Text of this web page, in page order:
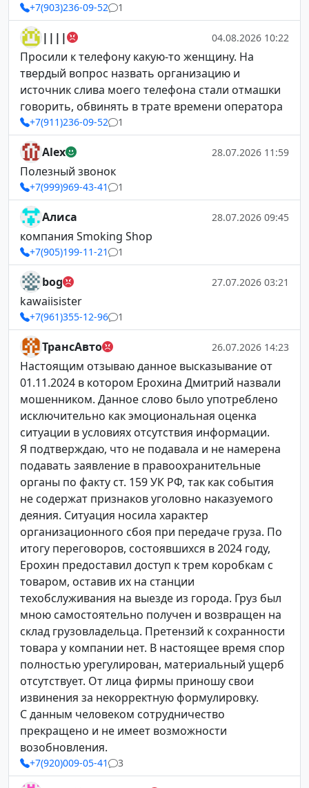
+7(903)236-09-52 1
|||| 04.08.2026 10:22
Просили к телефону какую-то женщину. На
твердый вопрос назвать организацию и
источник слива моего телефона стали отмашки
говорить, обвинять в трате времени оператора
+7(911)236-09-52 1
Alex 28.07.2026 11:59
Полезный звонок
+7(999)969-43-41 1
Алиса 28.07.2026 09:45
компания Smoking Shop
+7(905)199-11-21 1
bog 27.07.2026 03:21
kawaiisister
+7(961)355-12-96 1
ТрансАвто 26.07.2026 14:23
Настоящим отзываю данное высказывание от
01.11.2024 в котором Ерохина Дмитрий назвали
мошенником. Данное слово было употреблено
исключительно как эмоциональная оценка
ситуации в условиях отсутствия информации.
Я подтверждаю, что не подавала и не намерена
подавать заявление в правоохранительные
органы по факту ст. 159 УК РФ, так как события
не содержат признаков уголовно наказуемого
деяния. Ситуация носила характер
организационного сбоя при передаче груза. По
итогу переговоров, состоявшихся в 2024 году,
Ерохин предоставил доступ к трем коробкам с
товаром, оставив их на станции
техобслуживания на выезде из города. Груз был
мною самостоятельно получен и возвращен на
склад грузовладельца. Претензий к сохранности
товара у компании нет. В настоящее время спор
полностью урегулирован, материальный ущерб
отсутствует. От лица фирмы приношу свои
извинения за некорректную формулировку.
С данным человеком сотрудничество
прекращено и не имеет возможности
возобновления.
+7(920)009-05-41 3